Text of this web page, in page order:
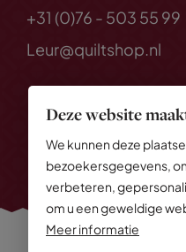
Deze website
We kunnen deze
bezoekersgegevens,
verbeteren,
om u een geweldige
Meer informatie
+31 (0)76 - 503 55 99
Leur@quiltshop.nl